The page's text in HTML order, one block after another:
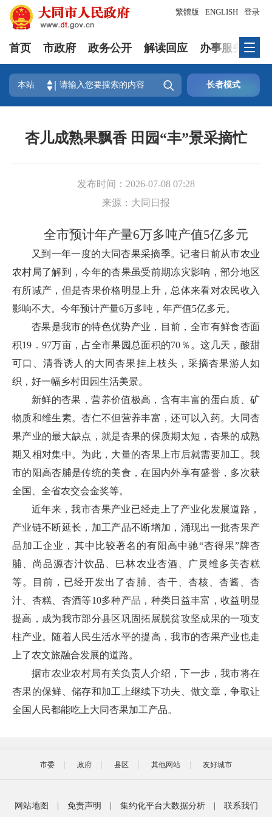
登录
繁體版 ENGLISH
首页 市政府 政务公开 解读回应 办事服务
本站  长者模式
杏儿成熟果飘香 田园“丰”景采摘忙
发布时间： 2026-07-08 07:28
来源： 大同日报
全市预计年产量6万多吨产值5亿多元
又到一年一度的大同杏果采摘季。记者日前从市农业
农村局了解到，今年的杏果虽受前期冻灾影响，部分地区
有所减产，但是杏果价格明显上升，总体来看对农民收入
影响不大。今年预计产量6万多吨，年产值5亿多元。
杏果是我市的特色优势产业，目前，全市有鲜食杏面
积19．97万亩，占全市果园总面积的70％。这几天，酸甜
可口、清香诱人的大同杏果挂上枝头，采摘杏果游人如
织，好一幅乡村田园生活美景。
新鲜的杏果，营养价值极高，含有丰富的蛋白质、矿
物质和维生素。杏仁不但营养丰富，还可以入药。大同杏
果产业的最大缺点，就是杏果的保质期太短，杏果的成熟
期又相对集中。为此，大量的杏果上市后就需要加工。我
市的阳高杏脯是传统的美食，在国内外享有盛誉，多次获
全国、全省农交会金奖等。
近年来，我市杏果产业已经走上了产业化发展道路，
产业链不断延长，加工产品不断增加，涌现出一批杏果产
品加工企业，其中比较著名的有阳高中驰“杏得果”牌杏
脯、尚品源杏汁饮品、巳林农业杏酒、广灵维多美杏糕
等。目前，已经开发出了杏脯、杏干、杏核、杏酱、杏
汁、杏糕、杏酒等10多种产品，种类日益丰富，收益明显
提高，成为我市部分县区巩固拓展脱贫攻坚成果的一项支
柱产业。随着人民生活水平的提高，我市的杏果产业也走
上了农文旅融合发展的道路。
据市农业农村局有关负责人介绍，下一步，我市将在
杏果的保鲜、储存和加工上继续下功夫、做文章，争取让
全国人民都能吃上大同杏果加工产品。
市委 政府 县区 其他网站 友好城市
网站地图 免责声明 集约化平台大数据分析 联系我们